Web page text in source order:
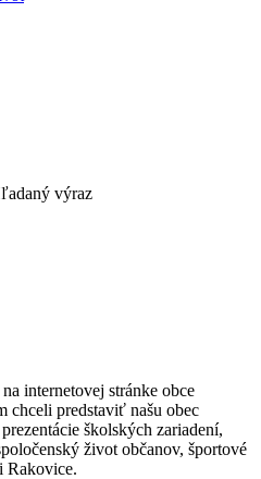
výraz
internetovej stránke obce
chceli predstaviť našu obec
školských zariadení,
život občanov, športové
Rakovice.